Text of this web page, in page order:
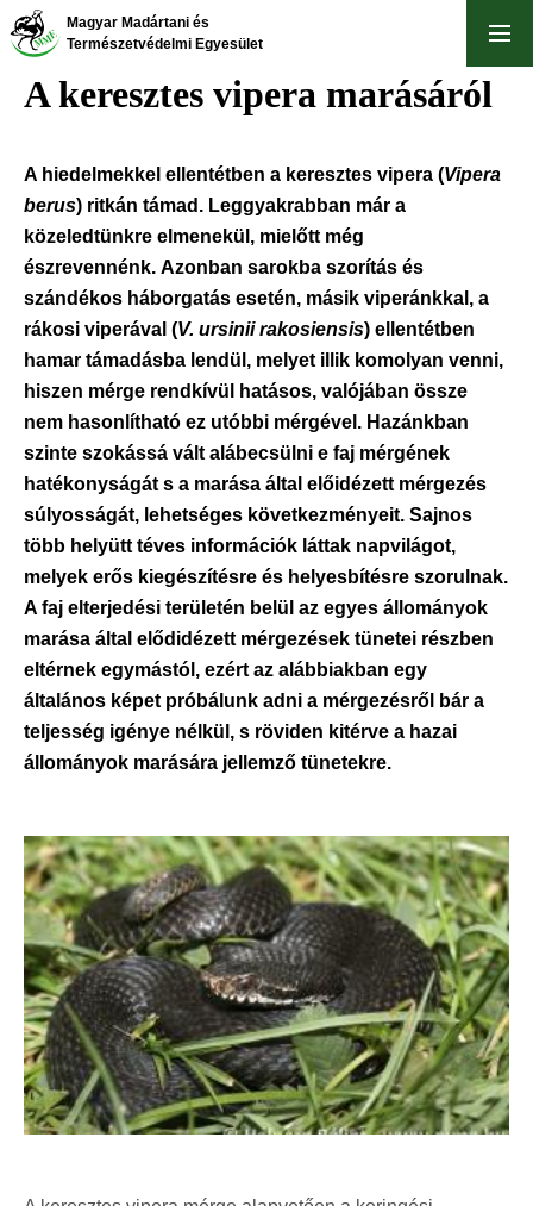
Ugrás
tartalomra
Magyar Madártani és
Természetvédelmi Egyesület
A keresztes vipera marásáról
A hiedelmekkel ellentétben a keresztes vipera (Vipera
berus) ritkán támad. Leggyakrabban már a
közeledtünkre elmenekül, mielőtt még
észrevennénk. Azonban sarokba szorítás és
szándékos háborgatás esetén, másik viperánkkal, a
rákosi viperával (V. ursinii rakosiensis) ellentétben
hamar támadásba lendül, melyet illik komolyan venni,
hiszen mérge rendkívül hatásos, valójában össze
nem hasonlítható ez utóbbi mérgével. Hazánkban
szinte szokássá vált alábecsülni e faj mérgének
hatékonyságát s a marása által előidézett mérgezés
súlyosságát, lehetséges következményeit. Sajnos
több helyütt téves információk láttak napvilágot,
melyek erős kiegészítésre és helyesbítésre szorulnak.
A faj elterjedési területén belül az egyes állományok
marása által elődidézett mérgezések tünetei részben
eltérnek egymástól, ezért az alábbiakban egy
általános képet próbálunk adni a mérgezésről bár a
teljesség igénye nélkül, s röviden kitérve a hazai
állományok marására jellemző tünetekre.